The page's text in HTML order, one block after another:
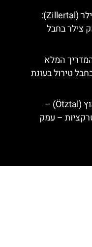
אטרקציות בעמק צילר (Zillertal):
צילר בחבל
המלא
טירול בעונת
אטרקציות בעמק אוץ (Ötztal) –
– עמק